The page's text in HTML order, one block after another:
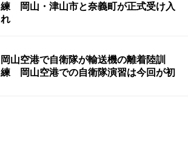
練 岡山・津山市と奈義町が正式受け入
れ
岡山空港で自衛隊が輸送機の離着陸訓
練 岡山空港での自衛隊演習は今回が初